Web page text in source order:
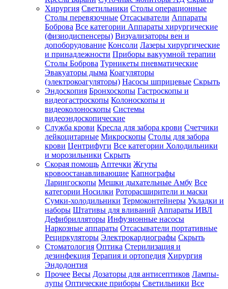
Хирургия Светильники Столы операционные
Столы перевязочные Отсасыватели Аппараты
Боброва Все категории Аппараты хирургические
(физиодиспенсеры) Визуализаторы вен и
допоборудование Консоли Лазеры хирургические
и принадлежности Приборы вакуумной терапии
Столы Боброва Турникеты пневматические
Эвакуаторы дыма Коагуляторы
(электрокоагуляторы) Насосы шприцевые Скрыть
Эндоскопия Бронхоскопы Гастроскопы и
видеогастроскопы Колоноскопы и
видеоколоноскопы Системы
видеоэндоскопические
Служба крови Кресла для забора крови Счетчики
лейкоцитарные Микроскопы Столы для забора
крови Центрифуги Все категории Холодильники
и морозильники Скрыть
Скорая помощь Аптечки Жгуты
кровоостанавливающие Капнографы
Ларингоскопы Мешки дыхательные Амбу Все
категории Носилки Роторасширители и маски
Сумки-холодильники Термоконтейнеры Укладки и
наборы Штативы для вливаний Аппараты ИВЛ
Дефибрилляторы Инфузионные насосы
Наркозные аппараты Отсасыватели портативные
Рециркуляторы Электрокардиографы Скрыть
Стоматология Оптика Стерилизация и
дезинфекция Терапия и ортопедия Хирургия
Эндодонтия
Прочее Весы Дозаторы для антисептиков Лампы-
лупы Оптические приборы Светильники Все